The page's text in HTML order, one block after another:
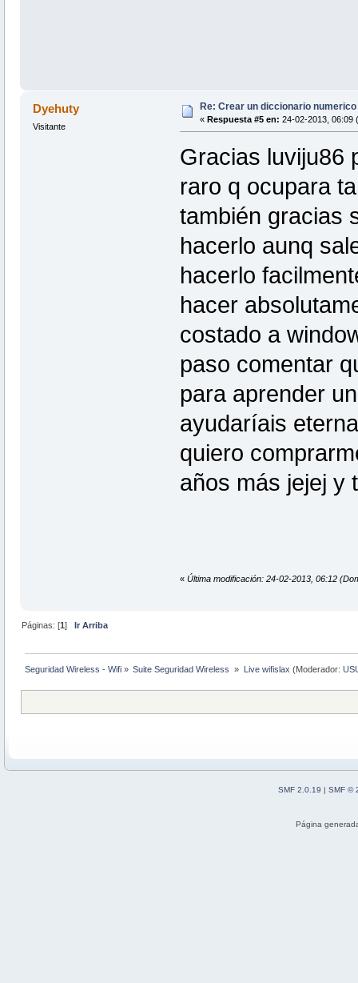
Dyehuty
Visitante
Re: Crear un diccionario
« Respuesta #5 en: 24-02-2013, 06:09
Gracias luviju86
raro q ocupara
también gracias
hacerlo aunq
hacerlo
hacer
costado a
paso comentar
para aprender
ayudaríais
quiero
años más jejej y
« Última modificación: 24-02-2013, 06:12
Páginas: [1]Ir Arriba
Seguridad Wireless - Wifi » Suite Seguridad Wireless » Live wifislax (Moderador:
SMF 2.0.19 | SMF ©
Página